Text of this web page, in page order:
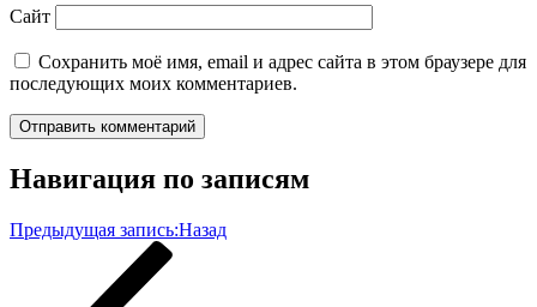
Сайт
Сохранить моё имя, email и адрес сайта в этом браузере для
последующих моих комментариев.
Навигация по записям
Предыдущая запись:Назад